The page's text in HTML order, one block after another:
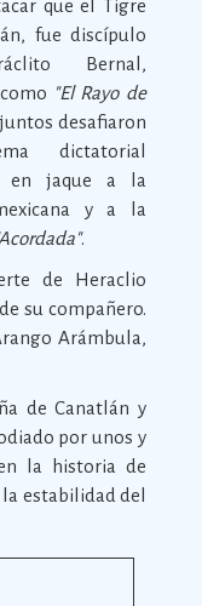
que el Tigre
fue discípulo
Bernal,
"El Rayo de
desafiaron
dictatorial
en jaque a la
y a la
.
de Heraclio
su compañero.
Arámbula,
de Canatlán y
por unos y
la historia de
estabilidad del